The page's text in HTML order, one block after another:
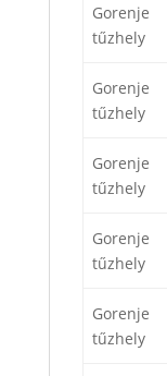
Gorenje
tűzhely
Gorenje
tűzhely
Gorenje
tűzhely
Gorenje
tűzhely
Gorenje
tűzhely